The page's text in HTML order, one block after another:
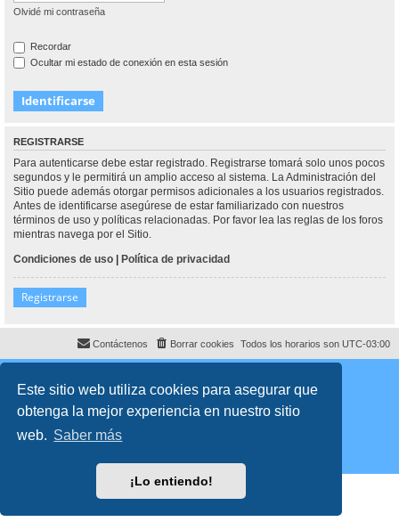
Este sitio web utiliza cookies para asegurar que
obtenga la mejor experiencia en nuestro sitio
web. Saber más
¡Lo entiendo!
Olvidé mi contraseña
Recordar
Ocultar mi estado de conexión en esta sesión
REGISTRARSE
Para autenticarse debe estar registrado. Registrarse tomará solo unos pocos
segundos y le permitirá un amplio acceso al sistema. La Administración del
Sitio puede además otorgar permisos adicionales a los usuarios registrados.
Antes de identificarse asegúrese de estar familiarizado con nuestros
términos de uso y políticas relacionadas. Por favor lea las reglas de los foros
mientras navega por el Sitio.
Condiciones de uso | Política de privacidad
Registrarse
Todos los horarios son UTC-03:00
Borrar cookies
Contáctenos
Traducción al español porphpBB España
Abogados Argentinos
Privacidad|Condiciones